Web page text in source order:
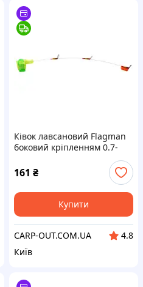
Ківок лавсановий Flagman
боковий кріпленням 0.7-
161 ₴
Купити
CARP-OUT.COM.UA
4.8
Київ